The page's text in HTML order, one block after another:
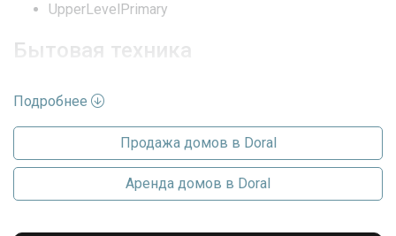
Частота оплаты
UpperLevelPrimary
Бытовая техника
Посудомойка
Электроплита
Измельчитель мусора
Микроволновая печь
Холодильник
Подробнее
Продажа домов в Doral
Аренда домов в Doral